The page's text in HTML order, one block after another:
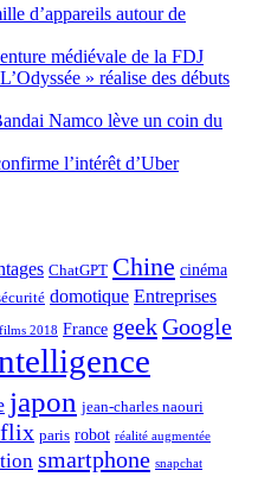
d’appareils autour de
médiévale de la FDJ
» réalise des débuts
Namco lève un coin du
l’intérêt d’Uber
ChatGPT Chine cinéma
domotique Entreprises
films 2018 France geekGoogle
japon jean-charles naouri
paris robot réalité augmentée
smartphone snapchat